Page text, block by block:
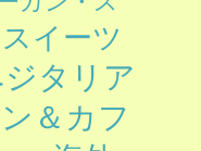
イーツ
タリア
＆カフ